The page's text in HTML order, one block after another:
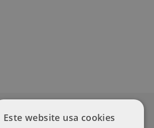
Este website usa cookies